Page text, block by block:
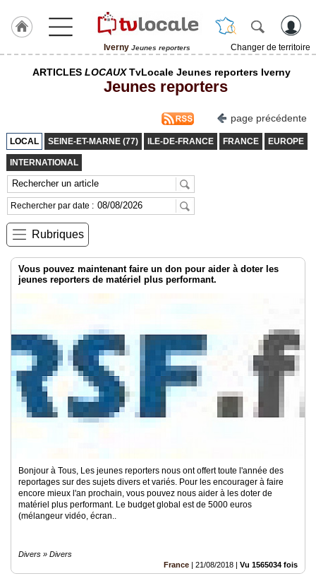
Iverny Jeunes reporters
Changer de territoire
J'adhère
TvLocale
France
Accueil
RUBRIQUES
Agenda
Médias
du
groupe
Blogs
Prémium
Accès
éditeur
ARTICLES LOCAUXTvLocale Jeunes reporters Iverny
Jeunes reporters
page précédente
LOCAL SEINE-ET-MARNE (77) ILE-DE-FRANCE FRANCE EUROPE
INTERNATIONAL
Rechercher par date :
Rubriques
Vous pouvez maintenant faire un don pour aider à doter les
jeunes reporters de matériel plus performant.
Bonjour à Tous, Les jeunes reporters nous ont offert toute l'année des
reportages sur des sujets divers et variés. Pour les encourager à faire
encore mieux l'an prochain, vous pouvez nous aider à les doter de
matériel plus performant. Le budget global est de 5000 euros
(mélangeur vidéo, écran..
Divers » Divers
France | 21/08/2018 | Vu 1565034 fois